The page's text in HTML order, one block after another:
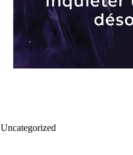
Uncategorized